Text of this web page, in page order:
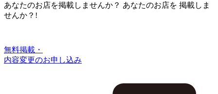
あなたのお店を掲載しませんか？ あなたのお店を 掲載しま
せんか？!
無料掲載・
内容変更のお申し込み